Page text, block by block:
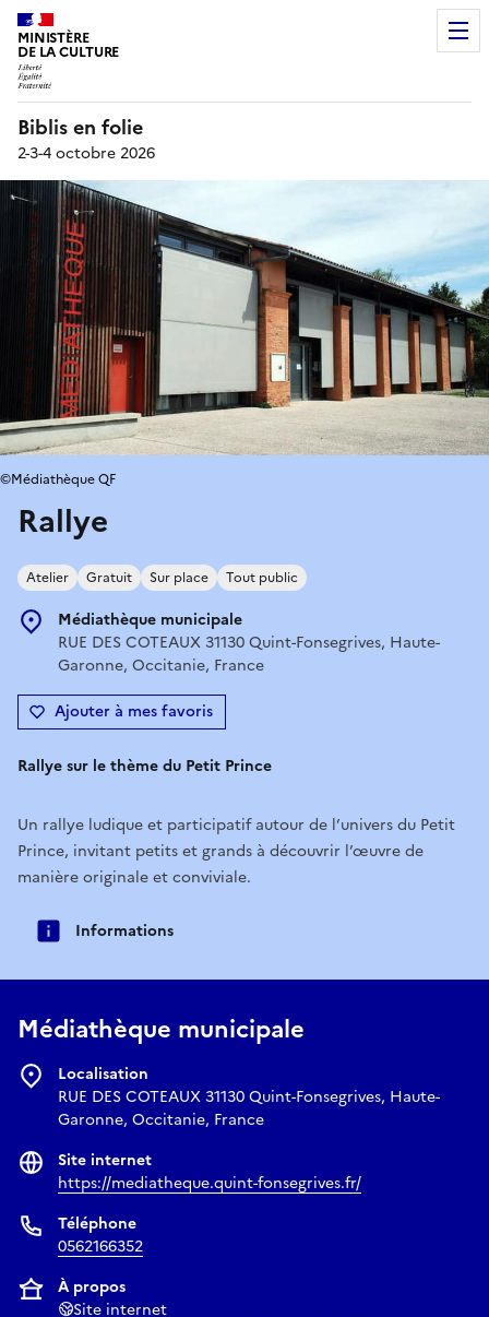
MINISTÈRE
DE LA CULTURE
Biblis en folie
2-3-4 octobre 2026
Rallye
Atelier Gratuit Sur place Tout public
Médiathèque municipale
RUE DES COTEAUX 31130 Quint-Fonsegrives, Haute-
Garonne, Occitanie, France
Ajouter à mes favoris
©Médiathèque QF
Rallye sur le thème du Petit Prince
Un rallye ludique et participatif autour de l’univers du Petit
Prince, invitant petits et grands à découvrir l’œuvre de
manière originale et conviviale.
Informations
Médiathèque municipale
Localisation
RUE DES COTEAUX 31130 Quint-Fonsegrives, Haute-
Garonne, Occitanie, France
Site internet
https://mediatheque.quint-fonsegrives.fr/
Téléphone
0562166352
À propos
Site internet